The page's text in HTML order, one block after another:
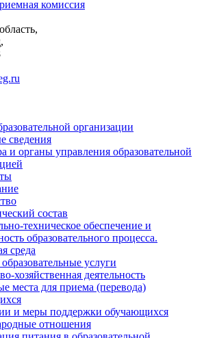
комиссия
организации
сведения
и органы управления образовательной
состав
техническое обеспечение и
образовательного процесса.
среда
услуги
хозяйственная деятельность
места для приема (перевода)
и меры поддержки обучающихся
отношения